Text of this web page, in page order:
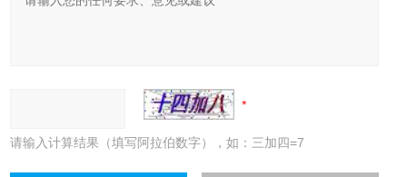
请输入计算结果（填写阿拉伯数字），如：三加四=7